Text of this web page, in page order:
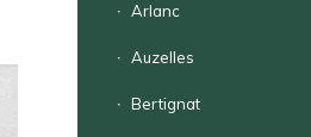
Arlanc
Auzelles
Bertignat